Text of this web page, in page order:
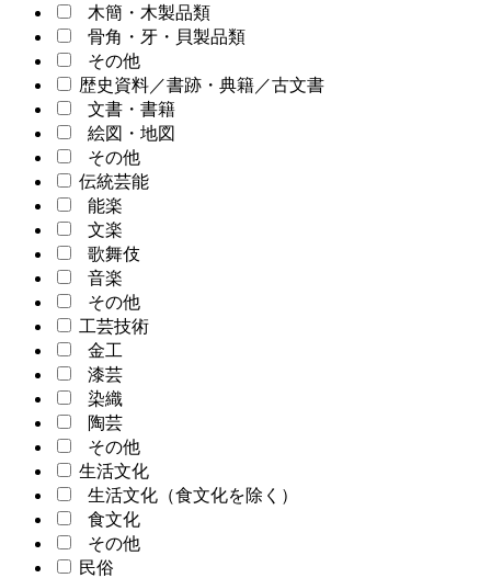
木簡・木製品類
骨角・牙・貝製品類
その他
歴史資料／書跡・典籍／古文書
文書・書籍
絵図・地図
その他
伝統芸能
能楽
文楽
歌舞伎
音楽
その他
工芸技術
金工
漆芸
染織
陶芸
その他
生活文化
生活文化（食文化を除く）
食文化
その他
民俗